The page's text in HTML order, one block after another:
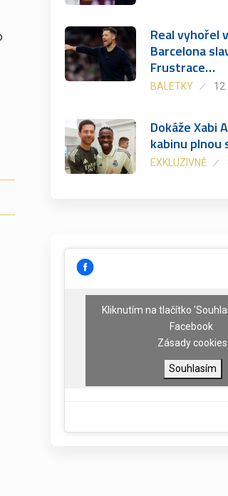
Real vyhořel
Barcelona
Frustrace…
BALETKY
Dokáže Xabi
kabinu plnou
EXKLUZIVNĚ
Kliknutím na tlačítko
Facebook
Zásady cookies
Souhlasím